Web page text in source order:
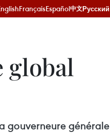
FrançaisEspañol中文Русский
global
gouverneure générale